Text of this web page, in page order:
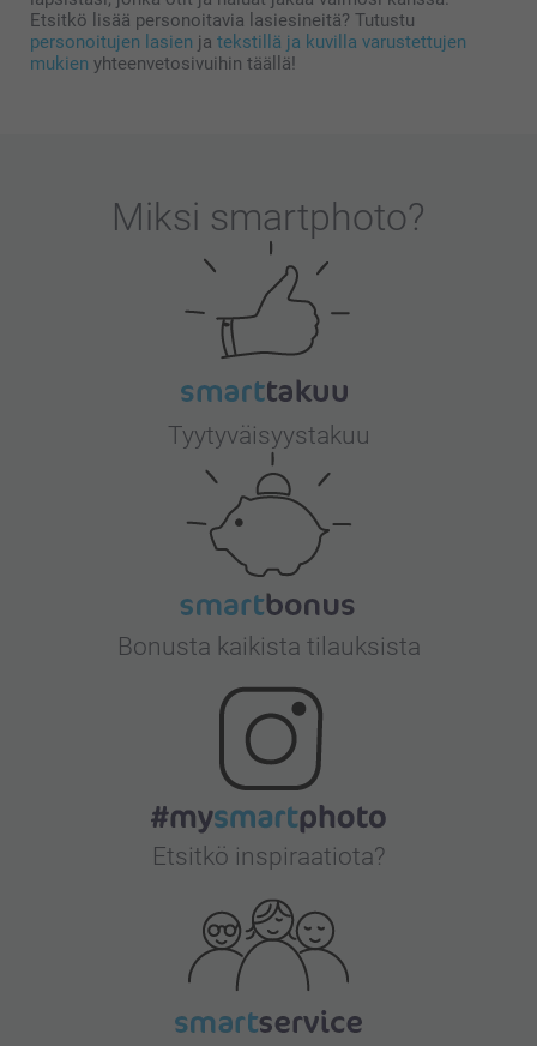
Etsitkö lisää personoitavia lasiesineitä? Tutustu
personoitujen lasien ja tekstillä ja kuvilla varustettujen
mukien yhteenvetosivuihin täällä!
Miksi smartphoto?
Tyytyväisyystakuu
Bonusta kaikista tilauksista
Etsitkö inspiraatiota?